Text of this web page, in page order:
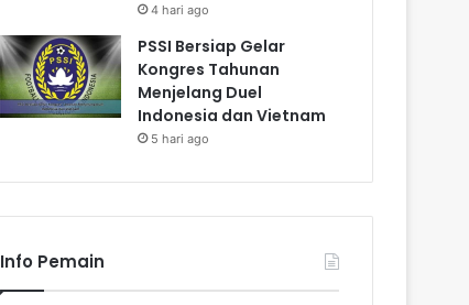
4 hari ago
PSSI Bersiap Gelar
Kongres Tahunan
Menjelang Duel
Indonesia dan Vietnam
5 hari ago
Info Pemain